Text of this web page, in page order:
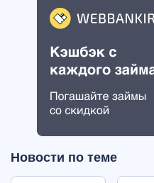
Новости по теме